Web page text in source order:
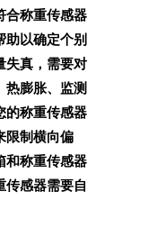
合称重传感器
助以确定个别
失真，需要对
热膨胀、监测
的称重传感器
限制横向偏
和称重传感器
传感器需要自